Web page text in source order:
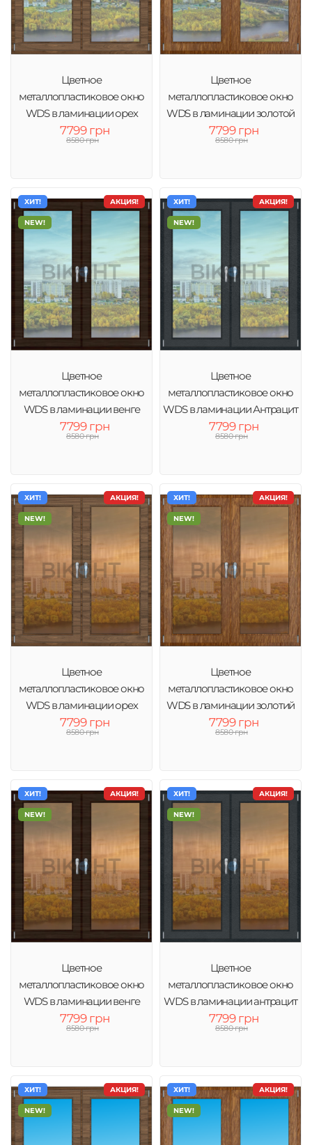
Цветное
металлопластиковое окно
WDS в ламинации орех
тонировка зеркало
7799 грн
8580 грн
Цветное
металлопластиковое окно
WDS в ламинации золотой
дуб тонировка зеркало
7799 грн
8580 грн
АКЦИЯ!
ХИТ!
NEW!
Цветное
металлопластиковое окно
WDS в ламинации венге
тонировка зеркало
7799 грн
8580 грн
АКЦИЯ!
ХИТ!
NEW!
Цветное
металлопластиковое окно
WDS в ламинации Антрацит
тонировка зеркало
7799 грн
8580 грн
АКЦИЯ!
ХИТ!
NEW!
Цветное
металлопластиковое окно
WDS в ламинации орех
тонировка бронза
7799 грн
8580 грн
АКЦИЯ!
ХИТ!
NEW!
Цветное
металлопластиковое окно
WDS в ламинации золотий
дуб тонировка бронза
7799 грн
8580 грн
АКЦИЯ!
ХИТ!
NEW!
Цветное
металлопластиковое окно
WDS в ламинации венге
тонировка бронза
7799 грн
8580 грн
АКЦИЯ!
ХИТ!
NEW!
Цветное
металлопластиковое окно
WDS в ламинации антрацит
тонировка бронза
7799 грн
8580 грн
АКЦИЯ!
ХИТ!
NEW!
АКЦИЯ!
ХИТ!
NEW!